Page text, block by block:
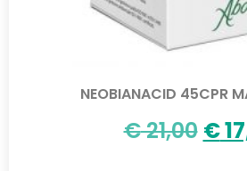
NEOBIANACID 45CPR
€21,00 €